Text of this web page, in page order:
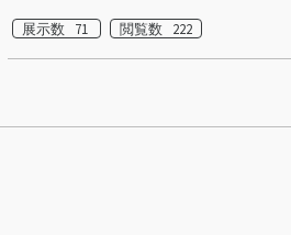
展示数 71 閲覧数 222